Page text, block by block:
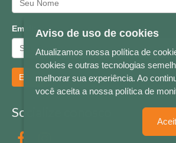
Email:
Enviar
Socialize conosco
Aviso de uso de cookies
Atualizamos nossa política de
cookies e outras tecnologias
melhorar sua experiência. Ao
você aceita a nossa política de